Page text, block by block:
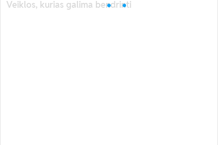
Veiklos, kurias galima bendrinti